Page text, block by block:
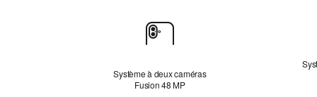
Caméras
Système à deux caméras
Fusion 48 MP